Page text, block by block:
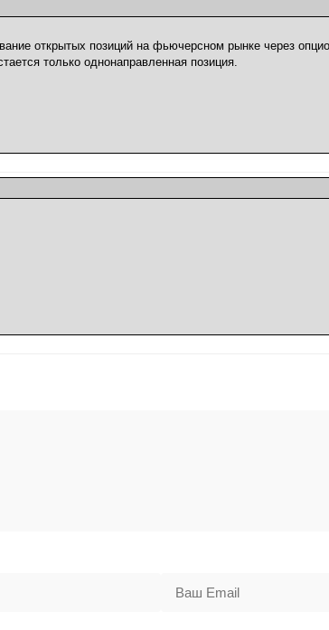
открытых позиций на фьючерсном рынке через
только однонаправленная позиция.